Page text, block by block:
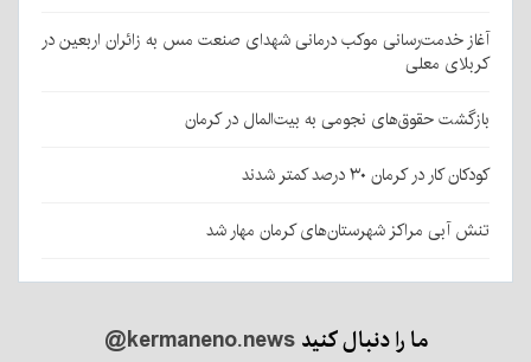
آغاز خدمت‌رسانی موکب درمانی شهدای صنعت مس به زائران اربعین در
کربلای معلی
بازگشت حقوق‌های نجومی به بیت‌المال در کرمان
کودکان کار در کرمان ۳۰ درصد کمتر شدند
تنش آبی مراکز شهرستان‌های کرمان مهار شد
ما را دنبال کنید@kermaneno.news